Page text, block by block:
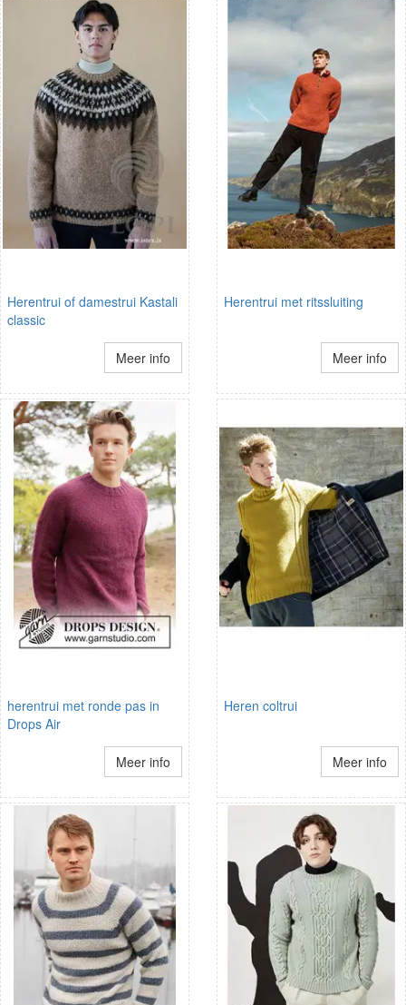
Herentrui of damestrui Kastali
classic
Meer info
Herentrui met ritssluiting
Meer info
herentrui met ronde pas in
Drops Air
Meer info
Heren coltrui
Meer info